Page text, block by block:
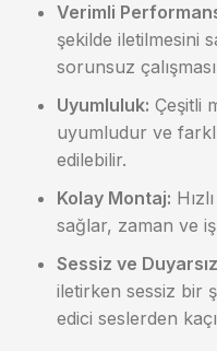
Verimli
şekilde iletilmesini
sorunsuz
Uyumluluk: Çeşitli
uyumludur ve
edilebilir.
Kolay Montaj:
sağlar, zaman ve
Sessiz ve
iletirken sessiz bir
edici seslerden